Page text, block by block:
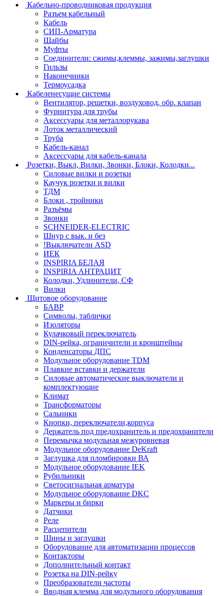
Кабельно-проводниковая продукция
Разъем кабельный
Кабель
СИП-Арматура
Шайбы
Муфты
Соединители: сжимы,клеммы, зажимы,заглушки
Гильзы
Наконечники
Термоусадка
Кабеленесущие системы
Вентилятор, решетки, воздуховод, обр. клапан
Фурнитура для трубы
Аксессуары для металлорукава
Лоток металлический
Труба
Кабель-канал
Аксессуары для кабель-канала
Розетки, Выкл, Вилки, Звонки, Блоки, Колодки...
Силовые вилки и розетки
Каучук розетки и вилки
ТДМ
Блоки , тройники
Разъёмы
Звонки
SCHNEIDER-ELECTRIC
Шнур с вык. и без
!Выключатели ASD
ИЕК
INSPIRIA БЕЛАЯ
INSPIRIA АНТРАЦИТ
Колодки, Удлинители, СФ
Вилки
Щитовое оборудование
БАВР
Символы, таблички
Изоляторы
Кулачковый переключатель
DIN-рейка, ограничители и кронштейны
Конденсаторы ДПС
Модульное оборудование TDM
Плавкие вставки и держатели
Силовые автоматические выключатели и
комплектующие
Климат
Трансформаторы
Сальники
Кнопки, переключатели,корпуса
Держатель под предохранитель и предохранители
Перемычка модульная межуровневая
Модульное оборудование DeKraft
Заглушка для пломбировки ВА
Модульное оборудование IEK
Рубильники
Светосигнальная арматура
Модульное оборудование DKC
Маркеры и бирки
Датчики
Реле
Расцепители
Шины и заглушки
Оборудование для автоматизации процессов
Контакторы
Дополнительный контакт
Розетка на DIN-рейку
Преобразователи частоты
Вводная клемма для модульного оборудования